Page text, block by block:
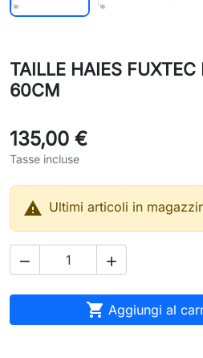
TAILLE HAIES
60CM
135,00 €
Tasse incluse
 Ultimi articoli in
 
 Aggiungi al